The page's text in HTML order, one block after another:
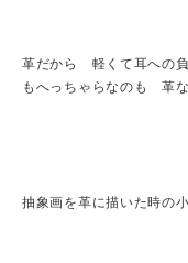
革だから 軽くて耳への
もへっちゃらなのも 革な
抽象画を革に描いた時の